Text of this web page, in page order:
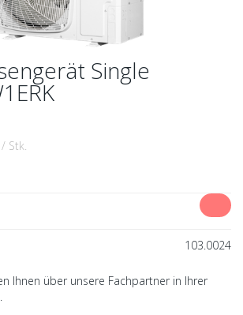
Single
/ Stk.
103.0024
Ihnen über unsere Fachpartner in Ihrer